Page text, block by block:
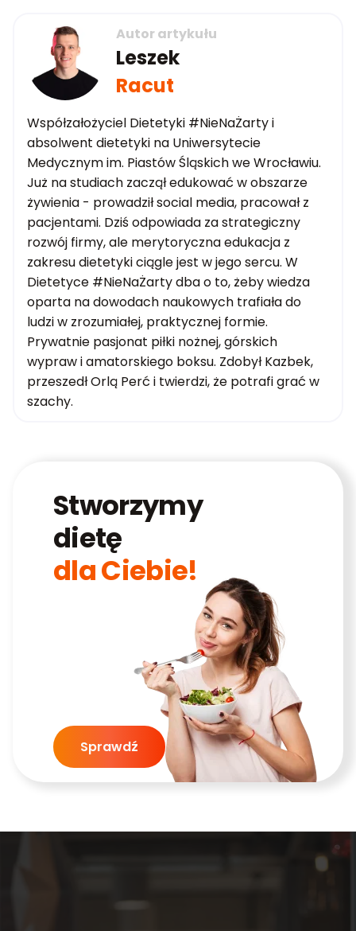
Autor artykułu
Leszek
Racut
Współzałożyciel Dietetyki #NieNaŻarty i
absolwent dietetyki na Uniwersytecie
Medycznym im. Piastów Śląskich we Wrocławiu.
Już na studiach zaczął edukować w obszarze
żywienia - prowadził social media, pracował z
pacjentami. Dziś odpowiada za strategiczny
rozwój firmy, ale merytoryczna edukacja z
zakresu dietetyki ciągle jest w jego sercu. W
Dietetyce #NieNaŻarty dba o to, żeby wiedza
oparta na dowodach naukowych trafiała do
ludzi w zrozumiałej, praktycznej formie.
Prywatnie pasjonat piłki nożnej, górskich
wypraw i amatorskiego boksu. Zdobył Kazbek,
przeszedł Orlą Perć i twierdzi, że potrafi grać w
szachy.
Stworzymy
dietę
dla Ciebie!
Sprawdź